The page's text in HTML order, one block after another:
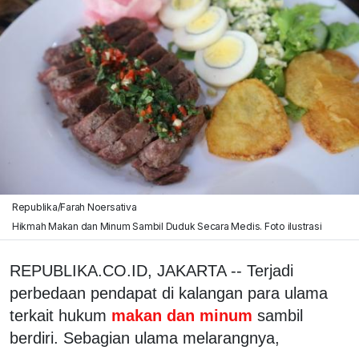
Republika/Farah Noersativa
Hikmah Makan dan Minum Sambil Duduk Secara Medis. Foto ilustrasi
REPUBLIKA.CO.ID, JAKARTA -- Terjadi
perbedaan pendapat di kalangan para ulama
terkait hukum makan dan minum sambil
berdiri. Sebagian ulama melarangnya,